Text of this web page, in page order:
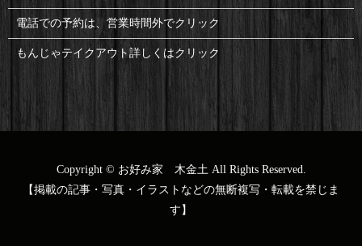
電話での予約は、営業時間外でクリック
もんじゃテイクアウト詳しくはクリック
Copyright © お好み家 木金土 All Rights Reserved.
【掲載の記事・写真・イラストなどの無断複写・転載を禁じま
す】